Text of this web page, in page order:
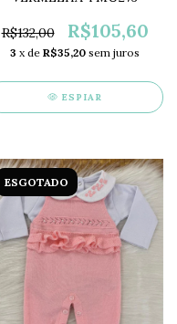
R$132,00 R$105,60
3 x de R$35,20 sem juros
ESPIAR
ESGOTADO